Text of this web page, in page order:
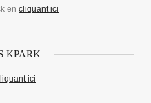
en cliquant ici
KPARK
ici